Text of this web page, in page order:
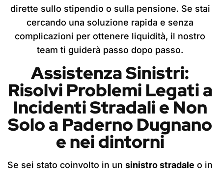
dirette sullo stipendio o sulla pensione. Se stai
cercando una soluzione rapida e senza
complicazioni per ottenere liquidità, il nostro
team ti guiderà passo dopo passo.
Assistenza Sinistri:
Risolvi Problemi Legati a
Incidenti Stradali e Non
Soloa Paderno Dugnano
e nei dintorni
Se sei stato coinvolto in un sinistro stradale o in